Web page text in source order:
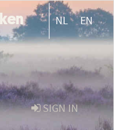
NL EN
SIGN IN